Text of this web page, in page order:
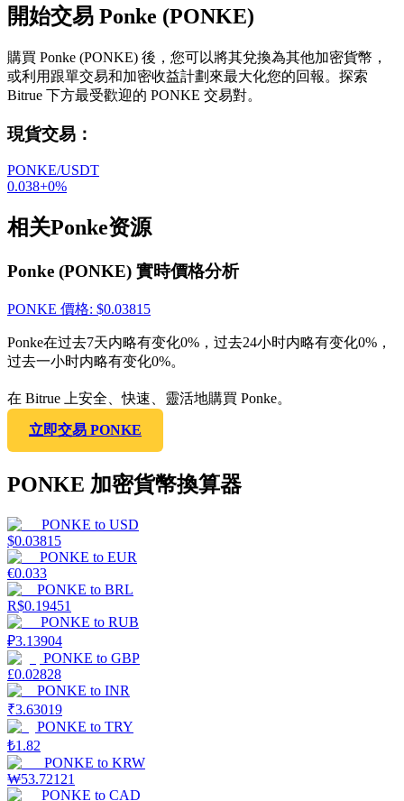
開始交易 Ponke (PONKE)
購買 Ponke (PONKE) 後，您可以將其兌換為其他加密貨幣，
或利用跟單交易和加密收益計劃來最大化您的回報。探索
Bitrue 下方最受歡迎的 PONKE 交易對。
現貨交易 ：
PONKE/USDT
0.038+0%
相关Ponke资源
Ponke (PONKE) 實時價格分析
PONKE 價格: $0.03815
Ponke在过去7天内略有变化0%，过去24小时内略有变化0%，
过去一小时内略有变化0%。
在 Bitrue 上安全、快速、靈活地購買 Ponke。
立即交易 PONKE
PONKE 加密貨幣換算器
PONKE to USD
$0.03815
PONKE to EUR
€0.033
PONKE to BRL
R$0.19451
PONKE to RUB
₽3.13904
PONKE to GBP
£0.02828
PONKE to INR
₹3.63019
PONKE to TRY
₺1.82
PONKE to KRW
₩53.72121
PONKE to CAD